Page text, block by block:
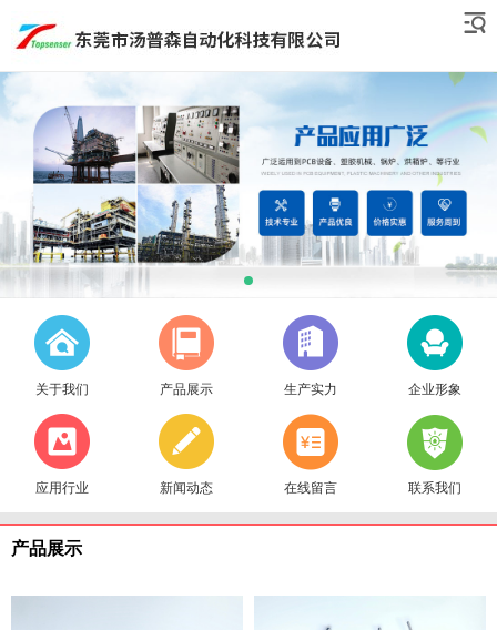
关于我们 产品展示 生产实力 企业形象
应用行业 新闻动态 在线留言 联系我们
产品展示